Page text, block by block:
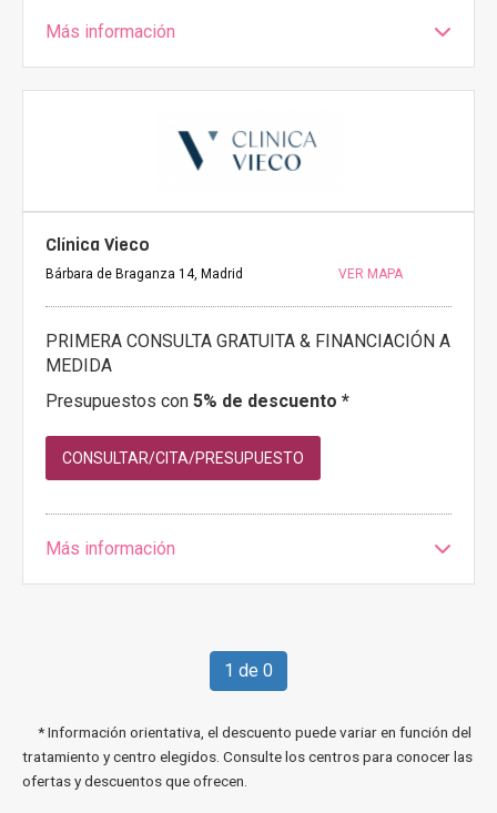
Más información
Clínica Vieco
Bárbara de Braganza 14, Madrid VER MAPA
PRIMERA CONSULTA GRATUITA & FINANCIACIÓN A
MEDIDA
Presupuestos con 5% de descuento *
CONSULTAR/CITA/PRESUPUESTO
Más información
1 de 0
* Información orientativa, el descuento puede variar en función del
tratamiento y centro elegidos. Consulte los centros para conocer las
ofertas y descuentos que ofrecen.